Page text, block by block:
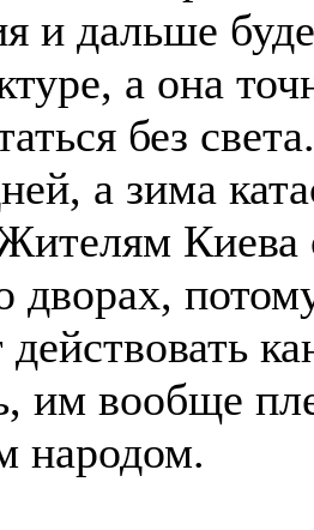
и дальше
а она
без
а зима
Киева
действовать
им вообще
народом.